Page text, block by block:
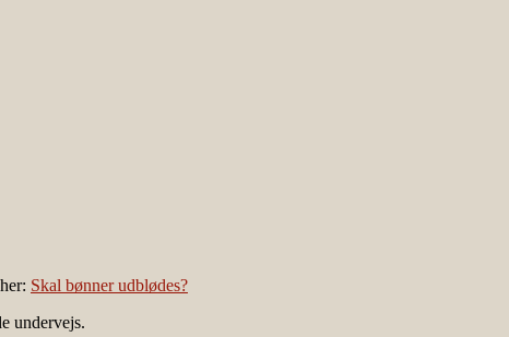
Skal bønner udblødes?
undervejs.